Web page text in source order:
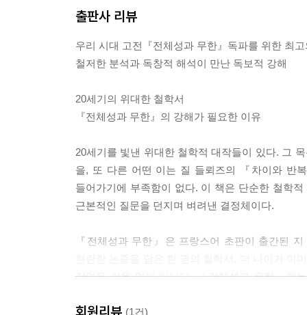
해피 엔딩 이후에도 지워지지 않는 상처와 트라우마
참고문헌
출판사 리뷰
우리 시대 고전『전체성과 무한』독파를 위한 최
철저한 분석과 독창적 해석이 만난 독보적 강해
20세기의 위대한 철학서
『전체성과 무한』의 강해가 필요한 이유
20세기를 빛낸 위대한 철학적 대작들이 있다. 그
을, 또 다른 어떤 이는 질 들뢰즈의 『차이와 반
들어가기에 부족함이 없다. 이 책은 단순한 철학
근본적인 질문을 던지며 벼려낸 결정체이다.
『전체성과 무한』은 프랑스어 초판이 출간된
작업은 쉬운 일이 아니다. 『전체성과 무한』에
문체와 복잡한 개념 구조는 독해의 어려움을 가중
회원리뷰 (1건)